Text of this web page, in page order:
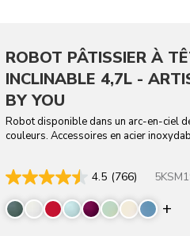
ROBOT PÂTISSIER À
INCLINABLE 4,7L -
BY YOU
Robot disponible dans un arc-en-ciel
couleurs. Accessoires en acier
4.5 (766)